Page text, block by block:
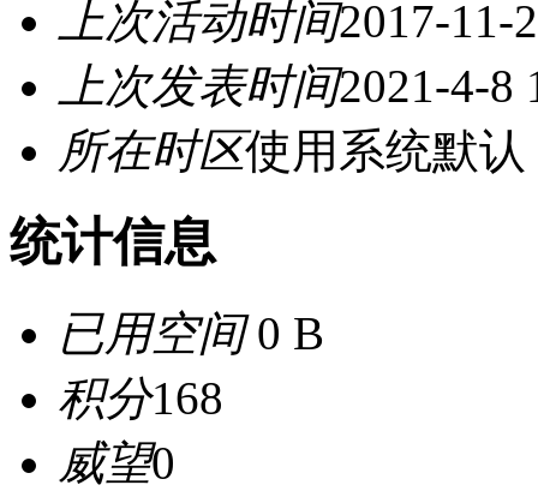
上次活动时间2017-11-
上次发表时间2021-4-8
所在时区使用系统默认
统计信息
已用空间0 B
积分168
威望0